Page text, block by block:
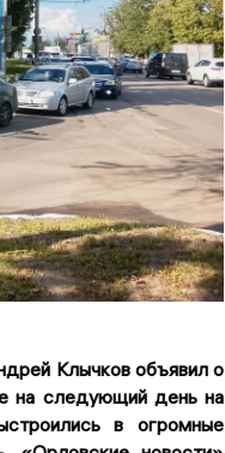
Клычков объявил о
на следующий день на
в огромные